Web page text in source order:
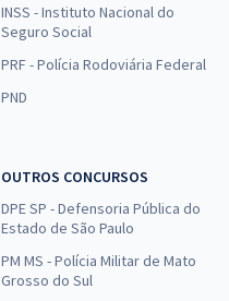
INSS - Instituto Nacional do
Seguro Social
PRF - Polícia Rodoviária Federal
PND
OUTROS CONCURSOS
DPE SP - Defensoria Pública do
Estado de São Paulo
PM MS - Polícia Militar de Mato
Grosso do Sul